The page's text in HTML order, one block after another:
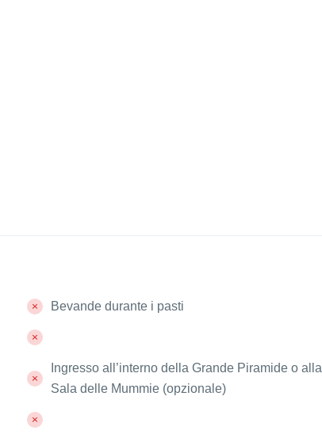
Bevande durante i pasti
Ingresso all’interno della Grande Piramide o alla
Sala delle Mummie (opzionale)